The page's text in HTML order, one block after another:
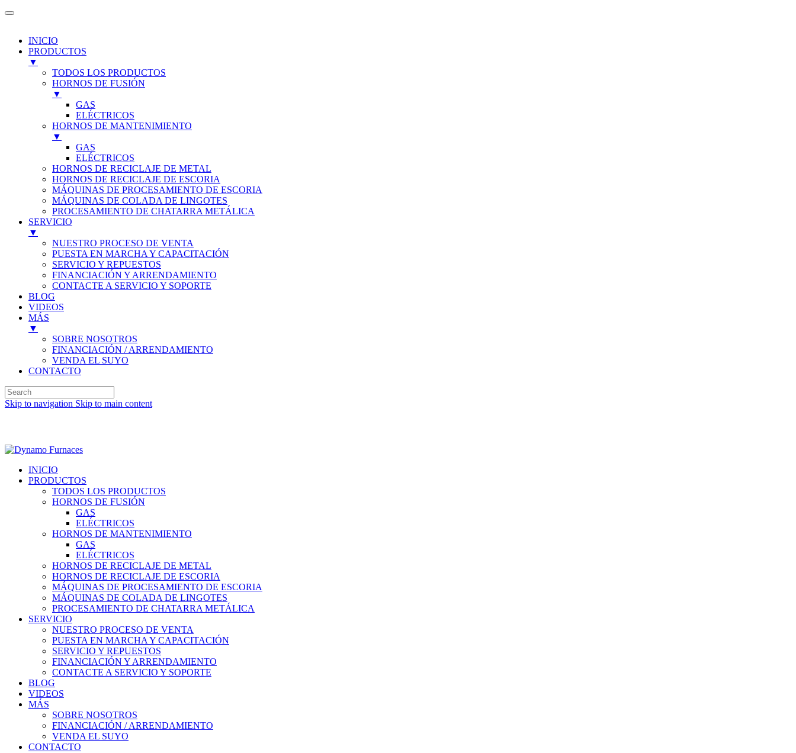
INICIO
PRODUCTOS
▼
TODOS LOS PRODUCTOS
HORNOS DE FUSIÓN
▼
GAS
ELÉCTRICOS
HORNOS DE MANTENIMIENTO
▼
GAS
ELÉCTRICOS
HORNOS DE RECICLAJE DE METAL
HORNOS DE RECICLAJE DE ESCORIA
MÁQUINAS DE PROCESAMIENTO DE ESCORIA
MÁQUINAS DE COLADA DE LINGOTES
PROCESAMIENTO DE CHATARRA METÁLICA
SERVICIO
▼
NUESTRO PROCESO DE VENTA
PUESTA EN MARCHA Y CAPACITACIÓN
SERVICIO Y REPUESTOS
FINANCIACIÓN Y ARRENDAMIENTO
CONTACTE A SERVICIO Y SOPORTE
BLOG
VIDEOS
MÁS
▼
SOBRE NOSOTROS
FINANCIACIÓN / ARRENDAMIENTO
VENDA EL SUYO
CONTACTO
Skip to navigation Skip to main content
INICIO
PRODUCTOS
TODOS LOS PRODUCTOS
HORNOS DE FUSIÓN
GAS
ELÉCTRICOS
HORNOS DE MANTENIMIENTO
GAS
ELÉCTRICOS
HORNOS DE RECICLAJE DE METAL
HORNOS DE RECICLAJE DE ESCORIA
MÁQUINAS DE PROCESAMIENTO DE ESCORIA
MÁQUINAS DE COLADA DE LINGOTES
PROCESAMIENTO DE CHATARRA METÁLICA
SERVICIO
NUESTRO PROCESO DE VENTA
PUESTA EN MARCHA Y CAPACITACIÓN
SERVICIO Y REPUESTOS
FINANCIACIÓN Y ARRENDAMIENTO
CONTACTE A SERVICIO Y SOPORTE
BLOG
VIDEOS
MÁS
SOBRE NOSOTROS
FINANCIACIÓN / ARRENDAMIENTO
VENDA EL SUYO
CONTACTO